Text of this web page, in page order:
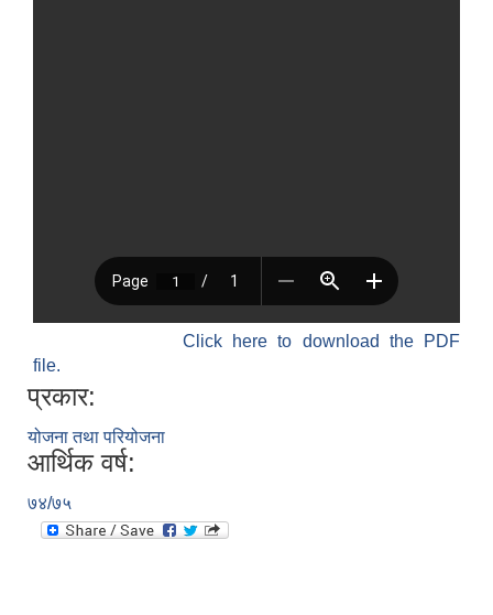
Click here to download the PDF
file.
प्रकार:
योजना तथा परियोजना
आर्थिक वर्ष:
७४/७५